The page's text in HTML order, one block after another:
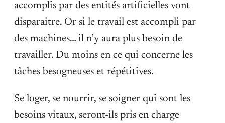
accomplis par des entités artificielles vont
disparaitre. Or si le travail est accompli par
des machines… il n’y aura plus besoin de
travailler. Du moins en ce qui concerne les
tâches besogneuses et répétitives.
Se loger, se nourrir, se soigner qui sont les
besoins vitaux, seront-ils pris en charge